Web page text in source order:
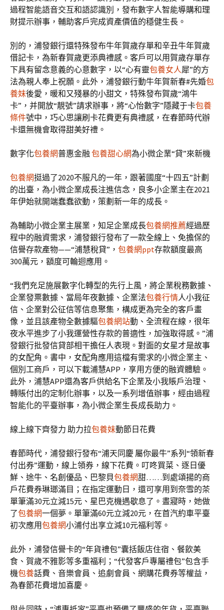
過程智能語音交互和語認識別，發布數字人智能導購和理
財提示辦事，輔助客戶完成資產價值的穩健生長。
別的，浦發銀行還特殊發布牛年賀歲存單和辛丑牛年賀歲
借記卡，為新春賀歲更添典禮感。客戶可以用賀歲存單存
下具有留念意義的心意數字，以“心有靈包養女人犀”的方
法為親人奉上祝願。此外，浦發銀行動牛年賀新春#先婚包
養妹後愛，暖和又殘暴的小甜文，特殊發布賀歲“鴻牛
卡”，并開放“靚號”請求辦事，將“心怡數字”隱藏于卡包養
條件號中，巧心思讓刷卡花費更有典禮感，在春節時代辦
卡還無機會取得甜美好禮。
數字化包養網普惠金融 包養甜心網為小微企業“貸”來新機
包養網挺過了2020不服凡的一年，跟著國度“十四五”計劃
的出臺，為小微企業成長注進信念，良多小企業主在2021
年伊始就開端蠢蠢欲動，策劃新一年的成長。
為輔助小微企業主展業，知足企業成長包養網推薦經過歷
程中的融資需求，浦發銀行發布了一款全線上、免擔保的
信譽存款產物——“浦慧稅貸”， 包養網ppt存款額度最高
300萬元，額度可輪迴應用。
“我們充足施展數字化轉型的先行上風，將企業稅務數據、
企業發票數據、當局年夜數據、企業法包養行情人小我征
信、企業對公征信等信息聚集，構成更為完全的客戶畫
像，並且該產物全數據驅包養網站動、全流程在線，很年
夜水平進步了小我運營性存款的普適性，加強取得感。”浦
發銀行批發信貸部相干擔任人表現。對面的女星才是故事
的女配角。書中，女配角應用這檔有需求的小微企業主、
個別工商戶，可以下載浦慧APP，享用方便的融資體驗。
此外，浦慧APP還為客戶供給名下企業及小我賬戶治理、
轉賬付出的定制化辦事，以及一系列增值辦事，經由過程
智能化的平臺辦事，為小微企業生長成長助力。
線上線下齊發力 助力拉包養妹動節日花費
春節時代，浦發銀行發布“浦天同慶 屬你最牛”系列“領新春
付出券”運動，線上領券，線下花費。叮咚買菜、逐日優
鮮、途牛、名創優品、巴黎貝包養網甜……到處頌揚的商
戶花費券琳瑯滿目；在指定運動日，還可享用到奈雪的茶
單筆滿30元立減15元、星巴克機遇歇息了。晝寢時，她做
了包養網一個夢。單筆滿60元立減20元，在首汽約車平臺
初次應用包養網小浦付出享立減10元福利等。
此外，浦發信譽卡的“年貨禮包”囊括飯店住宿、餐飲美
食、賀歲不雅影等多重福利；“代發客戶專屬禮包”包含手
機包養話費、音樂會員、追劇會員、網購花費券等權益，
為春節花費增加喜慶。